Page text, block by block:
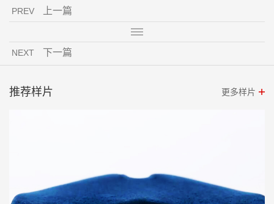
PREV 上一篇
NEXT 下一篇
推荐样片 更多样片